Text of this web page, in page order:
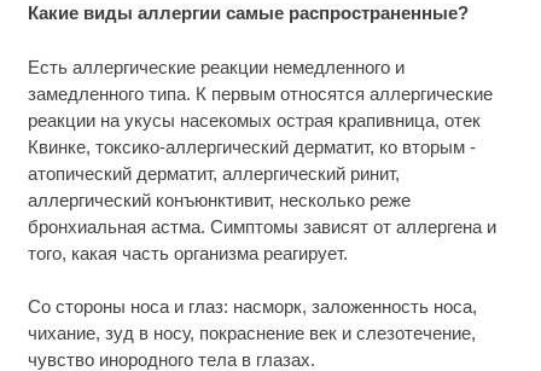
Какие виды аллергии самые распространенные?
Есть аллергические реакции немедленного и
замедленного типа. К первым относятся аллергические
реакции на укусы насекомых острая крапивница, отек
Квинке, токсико-аллергический дерматит, ко вторым -
атопический дерматит, аллергический ринит,
аллергический конъюнктивит, несколько реже
бронхиальная астма. Симптомы зависят от аллергена и
того, какая часть организма реагирует.
Со стороны носа и глаз: насморк, заложенность носа,
чихание, зуд в носу, покраснение век и слезотечение,
чувство инородного тела в глазах.